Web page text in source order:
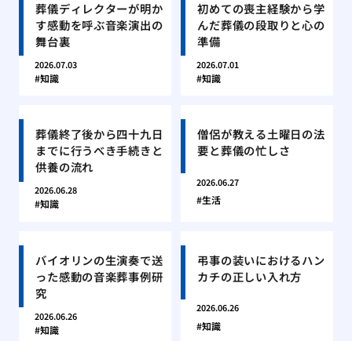
葬儀ディレクターが明か
す感動を呼ぶ音楽演出の
舞台裏
2026.07.03
知識
初めての喪主経験から学
んだ葬儀の段取りと心の
準備
2026.07.01
知識
葬儀終了後から四十九日
までに行うべき手続きと
供養の流れ
2026.06.28
知識
僧侶が教える土曜日の法
要と葬儀の忙しさ
2026.06.27
生活
バイオリンの生演奏で送
った感動の音楽葬事例研
究
2026.06.26
知識
弔事の装いにおけるハン
カチの正しい入れ方
2026.06.26
知識